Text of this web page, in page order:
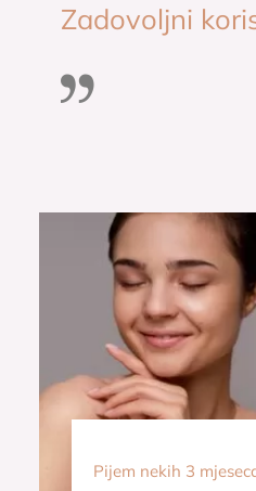
Zadovoljni
Pijem nekih 3